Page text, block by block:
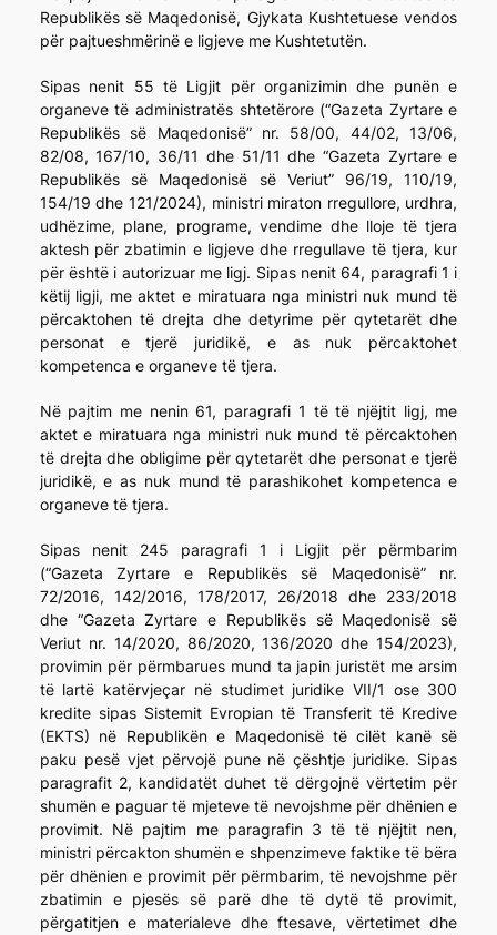
Republikës së Maqedonisë, Gjykata Kushtetuese vendos
për pajtueshmërinë e ligjeve me Kushtetutën.
Sipas nenit 55 të Ligjit për organizimin dhe punën e
organeve të administratës shtetërore (“Gazeta Zyrtare e
Republikës së Maqedonisë” nr. 58/00, 44/02, 13/06,
82/08, 167/10, 36/11 dhe 51/11 dhe “Gazeta Zyrtare e
Republikës së Maqedonisë së Veriut” 96/19, 110/19,
154/19 dhe 121/2024), ministri miraton rregullore, urdhra,
udhëzime, plane, programe, vendime dhe lloje të tjera
aktesh për zbatimin e ligjeve dhe rregullave të tjera, kur
për është i autorizuar me ligj. Sipas nenit 64, paragrafi 1 i
këtij ligji, me aktet e miratuara nga ministri nuk mund të
përcaktohen të drejta dhe detyrime për qytetarët dhe
personat e tjerë juridikë, e as nuk përcaktohet
kompetenca e organeve të tjera.
Në pajtim me nenin 61, paragrafi 1 të të njëjtit ligj, me
aktet e miratuara nga ministri nuk mund të përcaktohen
të drejta dhe obligime për qytetarët dhe personat e tjerë
juridikë, e as nuk mund të parashikohet kompetenca e
organeve të tjera.
Sipas nenit 245 paragrafi 1 i Ligjit për përmbarim
(“Gazeta Zyrtare e Republikës së Maqedonisë” nr.
72/2016, 142/2016, 178/2017, 26/2018 dhe 233/2018
dhe “Gazeta Zyrtare e Republikës së Maqedonisë së
Veriut nr. 14/2020, 86/2020, 136/2020 dhe 154/2023),
provimin për përmbarues mund ta japin juristët me arsim
të lartë katërvjeçar në studimet juridike VII/1 ose 300
kredite sipas Sistemit Evropian të Transferit të Kredive
(EKTS) në Republikën e Maqedonisë të cilët kanë së
paku pesë vjet përvojë pune në çështje juridike. Sipas
paragrafit 2, kandidatët duhet të dërgojnë vërtetim për
shumën e paguar të mjeteve të nevojshme për dhënien e
provimit. Në pajtim me paragrafin 3 të të njëjtit nen,
ministri përcakton shumën e shpenzimeve faktike të bëra
për dhënien e provimit për përmbarim, të nevojshme për
zbatimin e pjesës së parë dhe të dytë të provimit,
përgatitjen e materialeve dhe ftesave, vërtetimet dhe